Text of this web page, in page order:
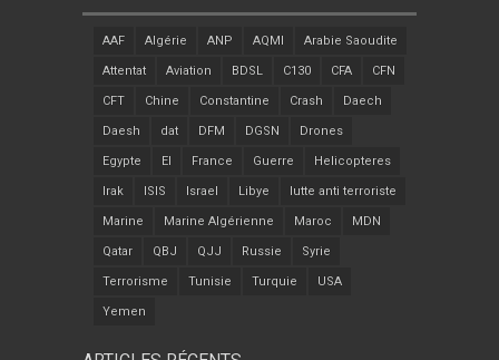
AAF Algérie ANP AQMI Arabie Saoudite
Attentat Aviation BDSL C130 CFA CFN
CFT Chine Constantine Crash Daech
Daesh dat DFM DGSN Drones
Egypte EI France Guerre Helicopteres
Irak ISIS Israel Libye lutte anti terroriste
Marine Marine Algérienne Maroc MDN
Qatar QBJ QJJ Russie Syrie
Terrorisme Tunisie Turquie USA
Yemen